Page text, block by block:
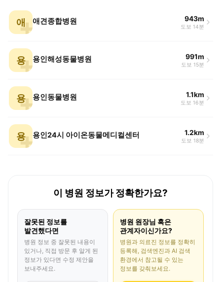
애 애견종합병원 943m
도보 14분
용 용인해성동물병원 991m
도보 15분
용 용인동물병원 1.1km
도보 16분
용 용인24시 아이온동물메디컬센터 1.2km
도보 18분
이 병원 정보가 정확한가요?
잘못된 정보를
발견했다면
병원 정보 중 잘못된 내용이
있거나, 직접 방문 후 알게 된
정보가 있다면 수정 제안을
보내주세요.
병원 원장님 혹은
관계자이신가요?
병원과 의료진 정보를 정확히
등록해, 검색엔진과 AI 검색
환경에서 참고될 수 있는
정보를 갖춰보세요.